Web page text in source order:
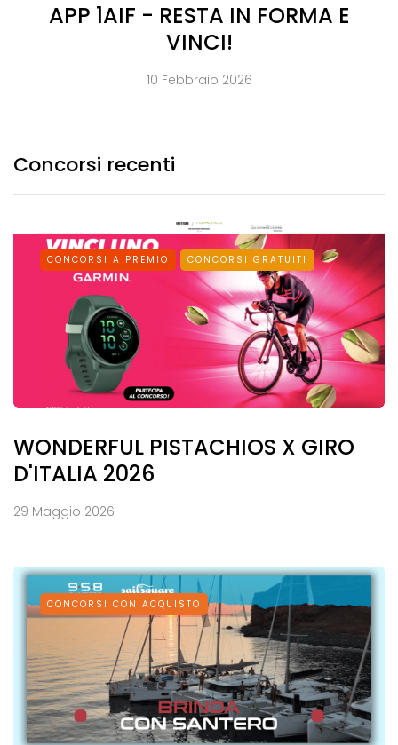
APP 1AIF - RESTA IN FORMA E
VINCI!
10 Febbraio 2026
Concorsi recenti
CONCORSI A PREMIO CONCORSI GRATUITI
WONDERFUL PISTACHIOS X GIRO
D'ITALIA 2026
29 Maggio 2026
CONCORSI CON ACQUISTO